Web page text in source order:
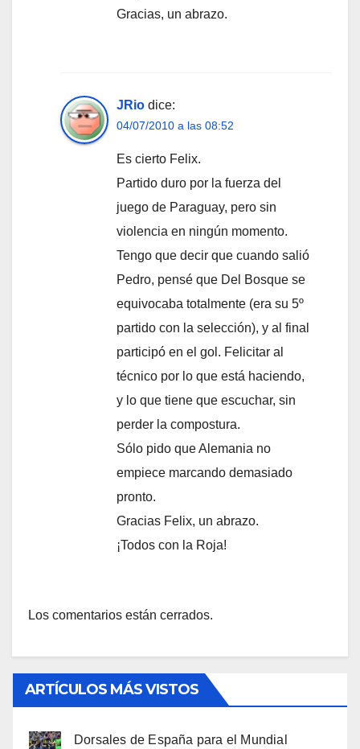
Gracias, un abrazo.
JRio dice:
04/07/2010 a las 08:52
Es cierto Felix.
Partido duro por la fuerza del
juego de Paraguay, pero sin
violencia en ningún momento.
Tengo que decir que cuando salió
Pedro, pensé que Del Bosque se
equivocaba totalmente (era su 5º
partido con la selección), y al final
participó en el gol. Felicitar al
técnico por lo que está haciendo,
y lo que tiene que escuchar, sin
perder la compostura.
Sólo pido que Alemania no
empiece marcando demasiado
pronto.
Gracias Felix, un abrazo.
¡Todos con la Roja!
Los comentarios están cerrados.
ARTÍCULOS MÁS VISTOS
Dorsales de España para el Mundial